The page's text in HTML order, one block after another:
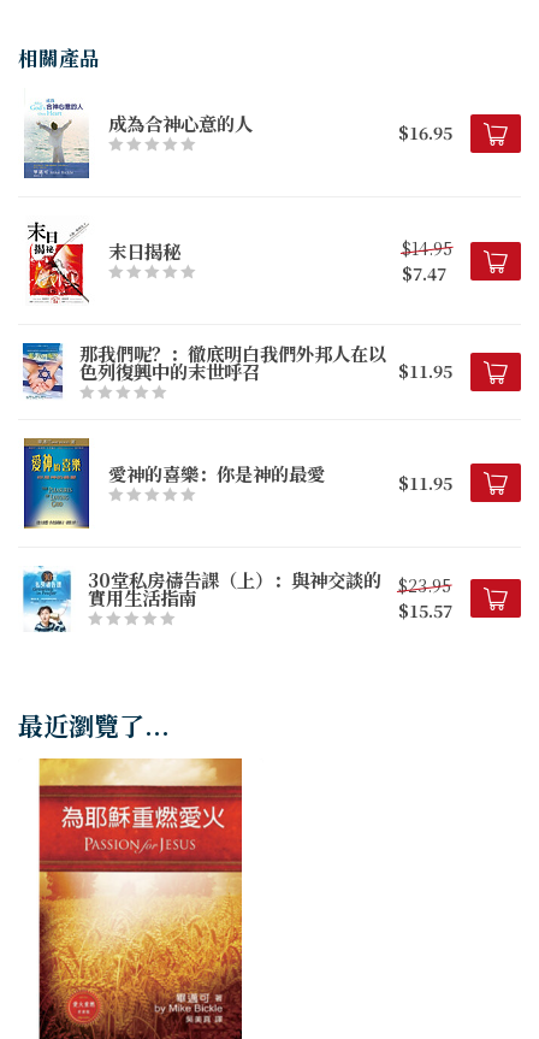
相關產品
成為合神心意的人 $16.95
末日揭秘
$14.95
$7.47
那我們呢？：徹底明白我們外邦人在以
色列復興中的末世呼召 $11.95
愛神的喜樂：你是神的最愛 $11.95
30堂私房禱告課（上）：與神交談的
實用生活指南
$23.95
$15.57
最近瀏覽了...